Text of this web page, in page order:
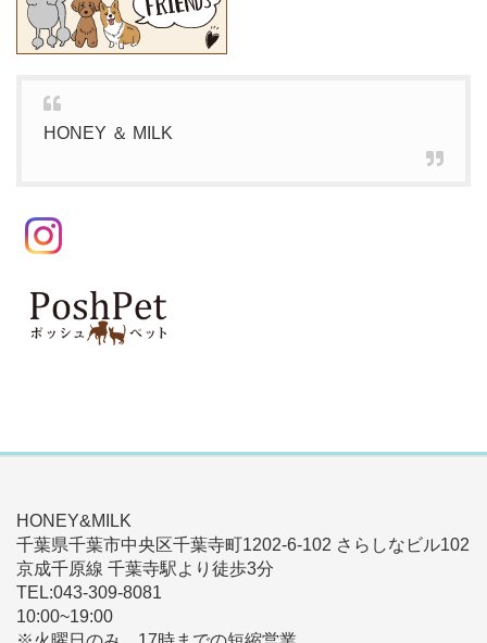
HONEY ＆ MILK
HONEY&MILK
千葉県千葉市中央区千葉寺町1202-6-102 さらしなビル102
京成千原線 千葉寺駅より徒歩3分
TEL:043-309-8081
10:00~19:00